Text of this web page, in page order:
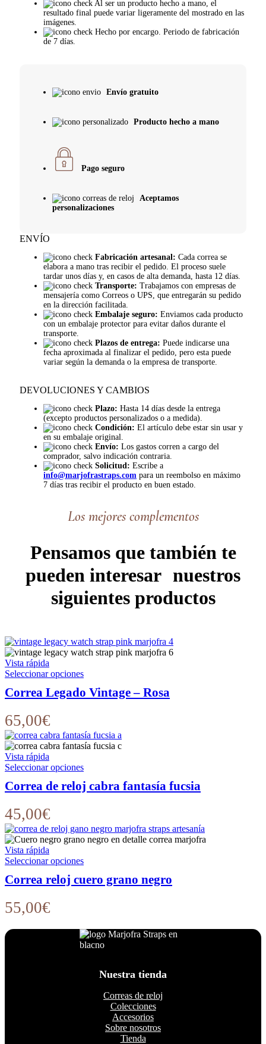
Al ser un producto hecho a mano, el
resultado final puede variar ligeramente del mostrado en las
imágenes.
Hecho por encargo. Periodo de fabricación
de 7 días.
Envío gratuito
Producto hecho a mano
Pago seguro
Aceptamos
personalizaciones
ENVÍO
Fabricación artesanal: Cada correa se
elabora a mano tras recibir el pedido. El proceso suele
tardar unos días y, en casos de alta demanda, hasta 12 días.
Transporte: Trabajamos con empresas de
mensajería como Correos o UPS, que entregarán su pedido
en la dirección facilitada.
Embalaje seguro: Enviamos cada producto
con un embalaje protector para evitar daños durante el
transporte.
Plazos de entrega: Puede indicarse una
fecha aproximada al finalizar el pedido, pero esta puede
variar según la demanda o la empresa de transporte.
DEVOLUCIONES Y CAMBIOS
Plazo: Hasta 14 días desde la entrega
(excepto productos personalizados o a medida).
Condición: El artículo debe estar sin usar y
en su embalaje original.
Envío: Los gastos corren a cargo del
comprador, salvo indicación contraria.
Solicitud: Escribe a
info@marjofrastraps.com para un reembolso en máximo
7 días tras recibir el producto en buen estado.
Los mejores complementos
Pensamos que también te
pueden interesar nuestros
siguientes productos
Vista rápida
Seleccionar opcionesEste
tiene
opciones
se
elegir
en
la
Correa Legado Vintage – Rosa
65,00€
Vista rápida
Seleccionar opcionesEste
tiene
opciones
se
elegir
la
Correa de reloj cabra fantasía fucsia
45,00€
Vista rápida
Seleccionar opcionesEste
tiene
se
pueden
producto
Correa reloj cuero grano negro
55,00€
Nuestra tienda
Correas de reloj
Colecciones
Accesorios
Sobre nosotros
Tienda